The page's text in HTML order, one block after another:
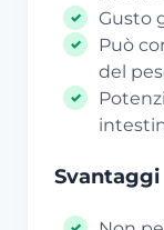
Gusto
Può
del
Svantaggi